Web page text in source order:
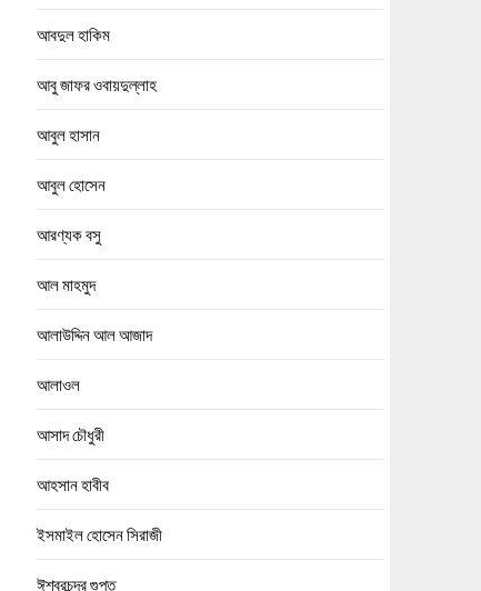
আবদুল হাকিম
আবু জাফর ওবায়দুল্লাহ
আবুল হাসান
আবুল হোসেন
আরণ্যক বসু
আল মাহমুদ
আলাউদ্দিন আল আজাদ
আলাওল
আসাদ চৌধুরী
আহসান হাবীব
ইসমাইল হোসেন সিরাজী
ঈশ্বরচন্দ্র গুপ্ত